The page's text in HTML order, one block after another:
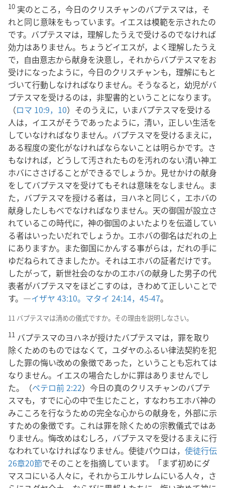
10 実のところ，今日のクリスチャンのバプテスマは，そ
れと同じ意味をもっています。イエスは模範を示されたの
です。バプテスマは，理解したうえで受けるのでなければ
効力はありません。ちょうどイエスが，よく理解したうえ
で，自由意志から献身を決意し，それからバプテスマをお
受けになったように，今日のクリスチャンも，理解にもと
づいて行動しなければなりません。そうなると，幼児がバ
プテスマを受けるのは，非聖書的ということになります。
（ロマ 10:9，10）そのうえに，いまバプテスマを受ける
人は，イエスがそうであったように，清い，正しい生活を
していなければなりません。バプテスマを受けるまえに，
ある程度の変化がなければならないことは明らかです。さ
もなければ，どうして汚されたものを汚れのない清い神エ
ホバにささげることができるでしょうか。見せかけの献身
をしてバプテスマを受けてもそれは意味をなしません。ま
た，バプテスマを授ける者は，ヨハネと同じく，エホバの
献身したしもべでなければなりません。天の御国が設立さ
れているこの時代に，神の御国のよいたよりを伝道してい
る者はいったいだれでしょうか。エホバの御名はだれの上
にありますか。また御国にかんする事がらは，だれの手に
ゆだねられてきましたか。それはエホバの証者だけです。
したがって，新世社会のなかのエホバの献身した男子の代
表者がバプテスマをほどこすのは，きわめて正しいことで
す。―イザヤ 43:10。 マタイ 24:14， 45-47。
11 バプテスマは清めの儀式ですか。その理由を説明しなさい。
11 バプテスマのヨハネが授けたバプテスマは，罪を取り
除くためのものではなくて，ユダヤのふるい律法契約を犯
した罪の悔い改めの象徴であった，ということも忘れては
なりません。イエスの場合たしかに罪はありませんでし
た。（ペテロ前 2:22）今日の真のクリスチャンのバプテ
スマも，すでに心の中で生じたこと，すなわちエホバ神の
みこころを行なうための完全な心からの献身を，外部に示
すための象徴です。これは罪を除くための宗教儀式ではあ
りません。悔改めはむしろ，バプテスマを受けるまえに行
なわれていなければなりません。使徒パウロは， 使徒行伝
26章20節でそのことを指摘しています。「まず初めにダ
マスコにいる人々に，それからエルサレムにいる人々，さ